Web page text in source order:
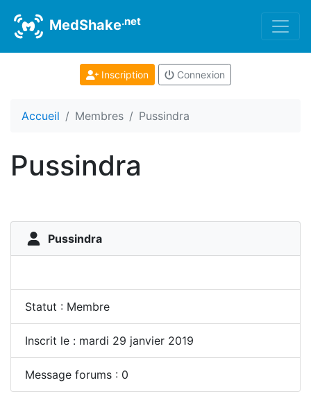
MedShake.net
Inscription Connexion
Accueil Membres Pussindra
Pussindra
Pussindra
Statut : Membre
Inscrit le : mardi 29 janvier 2019
Message forums : 0